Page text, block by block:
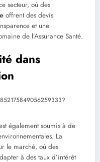
secteur, où des
offrent des devis
et une
de l’Assurance Santé.
dans
également soumis à de
La
le marché, où des
à des taux d’intérêt